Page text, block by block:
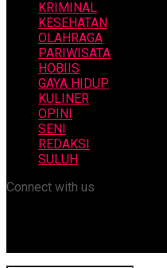
KRIMINAL
KESEHATAN
OLAHRAGA
PARIWISATA
HOBIIS
GAYA HIDUP
KULINER
OPINI
SENI
REDAKSI
SULUH
Connect with us